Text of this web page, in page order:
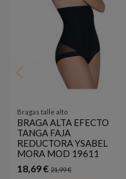
Bragas talle alto
BRAGA ALTA EFECTO
TANGA FAJA
REDUCTORA YSABEL
MORA MOD 19611
18,69 €21,99 €